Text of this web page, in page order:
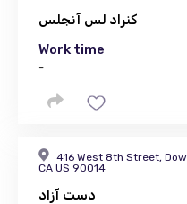
کنراد لس آنجلس
Work time
-
416 West 8th Street,
CA US 90014
دست آزاد